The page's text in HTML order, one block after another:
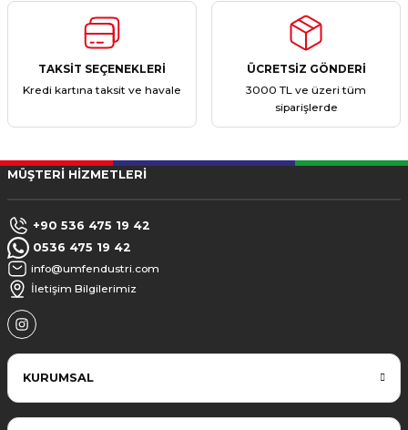
TAKSİT SEÇENEKLERİ
Kredi kartına taksit ve havale
ÜCRETSİZ GÖNDERİ
3000 TL ve üzeri tüm
siparişlerde
MÜŞTERİ HİZMETLERİ
+90 536 475 19 42
0536 475 19 42
info@umfendustri.com
İletişim Bilgilerimiz
KURUMSAL